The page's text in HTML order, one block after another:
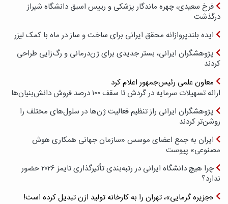
فرخ سعیدی، چهره ماندگار پزشکی و رییس اسبق دانشگاه شیراز
درگذشت
ایده بلندپروازانه محقق ایرانی برای ساخت و ساز در ماه با کمک لیزر
پژوهشگران ایرانی، بستر جدیدی برای ژن‌درمانی و رگ‌زایی طراحی
کردند
معاون علمی رئیس‌جمهور اعلام کرد
ارائه تسهیلات سرمایه در گردش تا سقف ۱۰۰ درصد فروش دانش‌بنیان‌ها
پژوهشگران ایرانی راز تنظیم فعالیت ژن‌ها در سلول‌های مختلف را
روشن‌تر کردند
ایران به جمع اعضای موسس «سازمان جهانی همکاری هوش
مصنوعی» پیوست
چرا هیچ دانشگاه ایرانی در رتبه‌بندی تأثیرگذاری تایمز ۲۰۲۶ حضور
ندارد؟
«جزیره گرمایی»، تهران را به کارخانه تولید ازن تبدیل کرده است!